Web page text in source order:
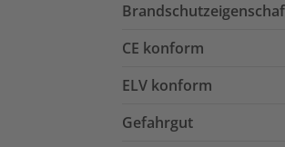
CE konform
ELV konform
Gefahrgut